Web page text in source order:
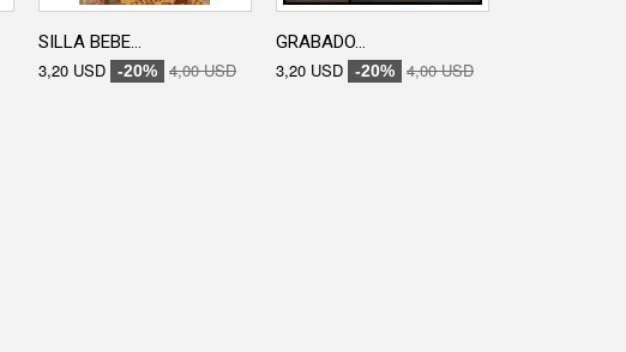
SILLA BEBE...
3,20 USD -20% 4,00 USD
GRABADO...
3,20 USD -20% 4,00 USD